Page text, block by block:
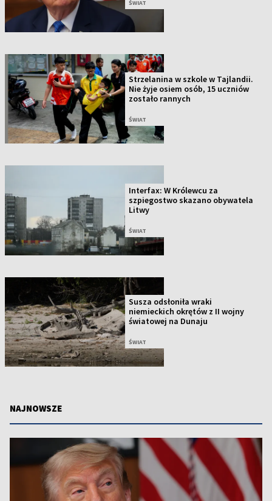
ŚWIAT
Strzelanina w szkole w Tajlandii.
Nie żyje osiem osób, 15 uczniów
zostało rannych
ŚWIAT
Interfax: W Królewcu za
szpiegostwo skazano obywatela
Litwy
ŚWIAT
Susza odsłoniła wraki
niemieckich okrętów z II wojny
światowej na Dunaju
ŚWIAT
NAJNOWSZE